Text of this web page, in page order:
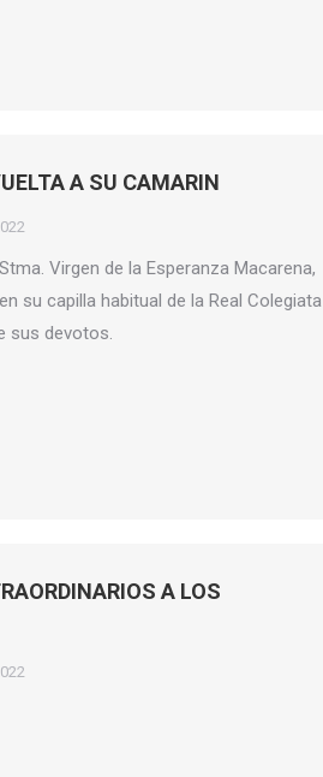
A SU CAMARIN
Virgen de la Esperanza Macarena,
su capilla habitual de la Real Colegiata
sus devotos.
A LOS